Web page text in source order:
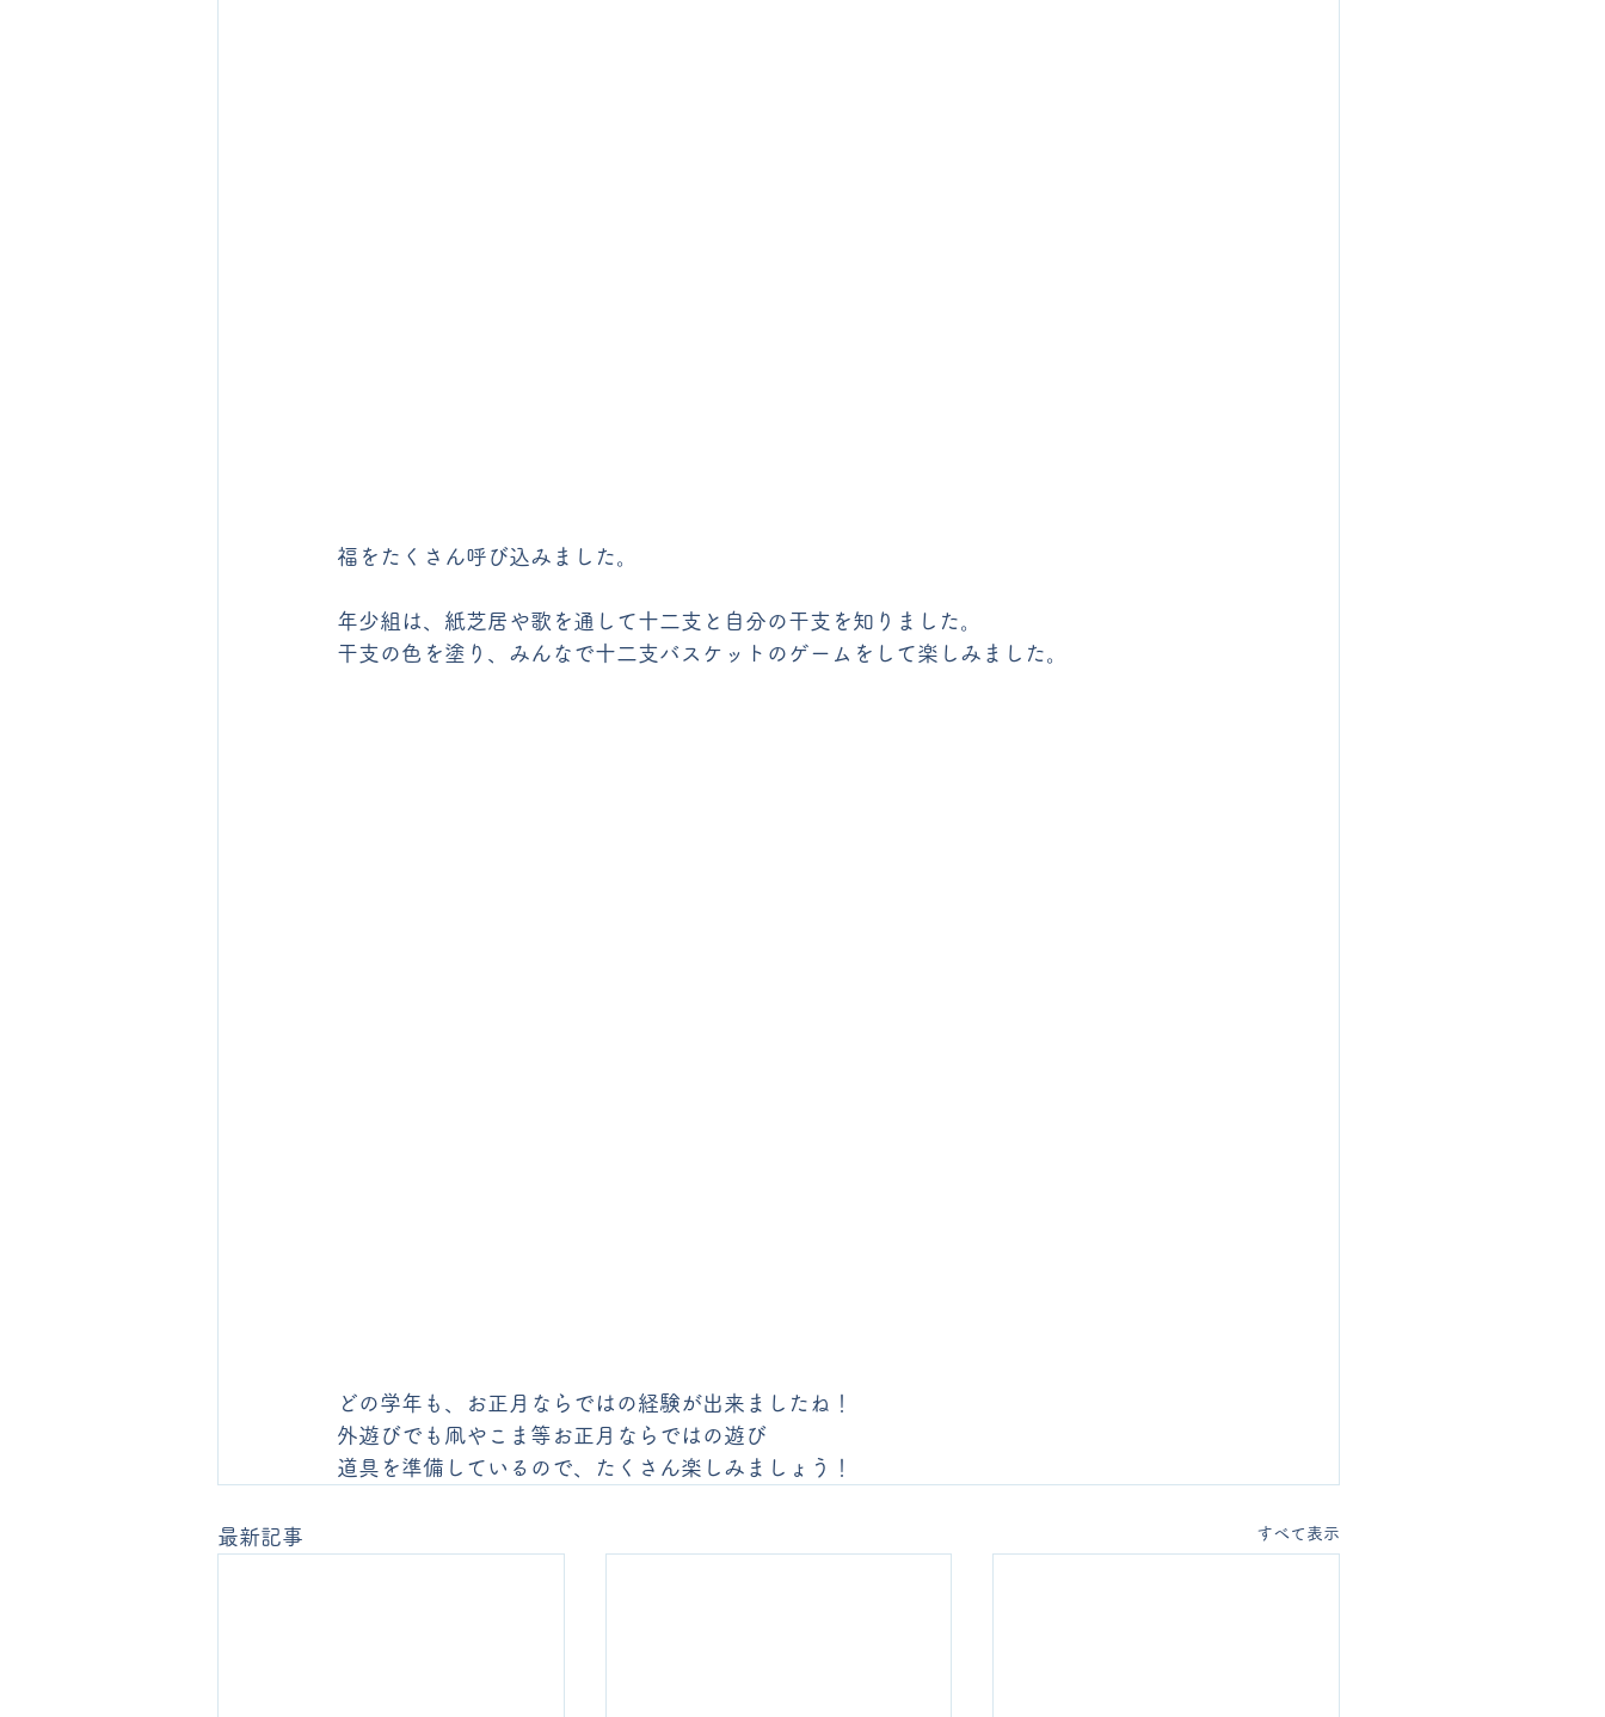
福をたくさん呼び込みました。
年少組は、紙芝居や歌を通して十二支と自分の干支を知りました。
干支の色を塗り、みんなで十二支バスケットのゲームをして楽しみました。
どの学年も、お正月ならではの経験が出来ましたね！
外遊びでも凧やこま等お正月ならではの遊び
道具を準備しているので、たくさん楽しみましょう！
最新記事 すべて表示